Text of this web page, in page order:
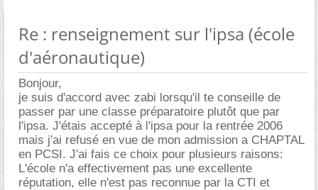
Re : renseignement sur l'ipsa (école
d'aéronautique)
Bonjour,
je suis d'accord avec zabi lorsqu'il te conseille de
passer par une classe préparatoire plutôt que par
l'ipsa. J'étais accepté à l'ipsa pour la rentrée 2006
mais j'ai refusé en vue de mon admission a CHAPTAL
en PCSI. J'ai fais ce choix pour plusieurs raisons:
L'école n'a effectivement pas une excellente
réputation, elle n'est pas reconnue par la CTI et